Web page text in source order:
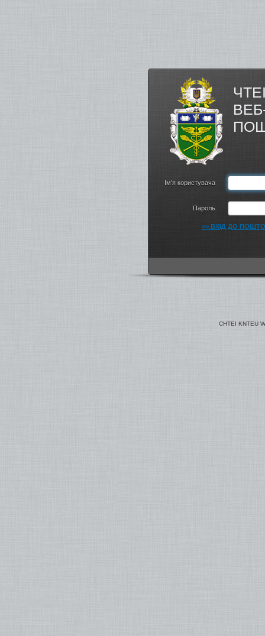
Ім'я користувача
Пароль
>> ВХІД ДО
CHTEI KNTEU